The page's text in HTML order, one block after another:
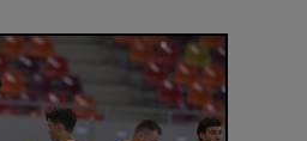
fostul jucător al Rapidului:
Motivați de